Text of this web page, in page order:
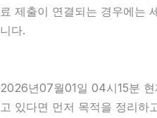
료 제출이 연결되는 경우에는
니다.
2026년07월01일 04시15분
고 있다면 먼저 목적을 정리하